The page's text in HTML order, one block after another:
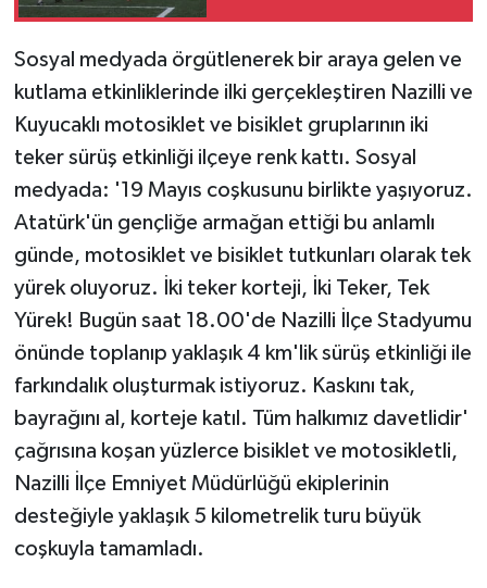
Sosyal medyada örgütlenerek bir araya gelen ve
kutlama etkinliklerinde ilki gerçekleştiren Nazilli ve
Kuyucaklı motosiklet ve bisiklet gruplarının iki
teker sürüş etkinliği ilçeye renk kattı. Sosyal
medyada: '19 Mayıs coşkusunu birlikte yaşıyoruz.
Atatürk'ün gençliğe armağan ettiği bu anlamlı
günde, motosiklet ve bisiklet tutkunları olarak tek
yürek oluyoruz. İki teker korteji, İki Teker, Tek
Yürek! Bugün saat 18.00'de Nazilli İlçe Stadyumu
önünde toplanıp yaklaşık 4 km'lik sürüş etkinliği ile
farkındalık oluşturmak istiyoruz. Kaskını tak,
bayrağını al, korteje katıl. Tüm halkımız davetlidir'
çağrısına koşan yüzlerce bisiklet ve motosikletli,
Nazilli İlçe Emniyet Müdürlüğü ekiplerinin
desteğiyle yaklaşık 5 kilometrelik turu büyük
coşkuyla tamamladı.